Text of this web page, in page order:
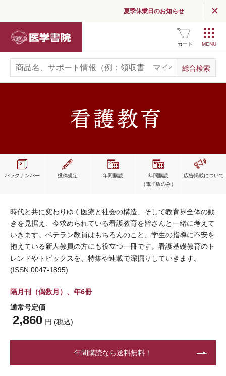
夏季休業日のお知らせ
カート
バックナンバー 投稿規定 年間購読
年間購読
（電子版のみ）
広告掲載について
時代と共に変わりゆく医療と社会の構造、そして教育界全体の動
きを見据え、今求められている看護教育を皆さんと一緒に考えて
いきます。ベテラン教員はもちろんのこと、学生の指導に不安を
抱えている新人教員の方にも役立つ一冊です。看護基礎教育のト
レンドやトピックスを、特集や連載で深掘りしていきます。
(ISSN 0047-1895)
隔月刊（偶数月）、年6冊
通常号定価
2,860 円 (税込)
年間購読なら送料無料！